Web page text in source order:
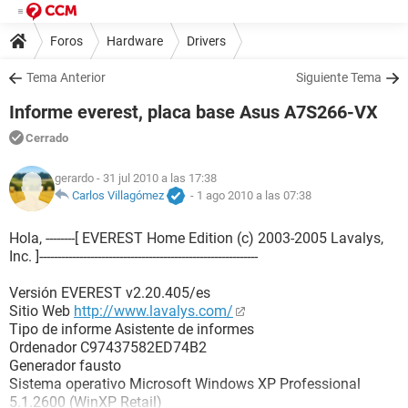
Foros Hardware Drivers
Tema Anterior Siguiente Tema
Informe everest, placa base Asus A7S266-VX
Cerrado
gerardo - 31 jul 2010 a las 17:38
Carlos Villagómez
- 1 ago 2010 a las 07:38
Hola, --------[ EVEREST Home Edition (c) 2003-2005 Lavalys,
Inc. ]------------------------------------------------------------
Versión EVEREST v2.20.405/es
Sitio Web http://www.lavalys.com/
Tipo de informe Asistente de informes
Ordenador C97437582ED74B2
Generador fausto
Sistema operativo Microsoft Windows XP Professional
5.1.2600 (WinXP Retail)